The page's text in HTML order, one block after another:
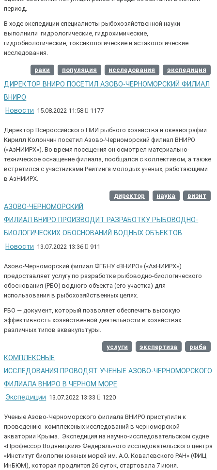
период.
В ходе экспедиции специалисты рыбохозяйственной науки
выполнили гидрологические, гидрохимические,
гидробиологические, токсикологические и астакологические
исследования.
раки популяция исследования экспедиция
ДИРЕКТОР ВНИРО ПОСЕТИЛ АЗОВО-ЧЕРНОМОРСКИЙ ФИЛИАЛ
ВНИРО
Новости 15.08.2022 11:58 1177
Директор Всероссийского НИИ рыбного хозяйства и океанографии
Кирилл Колончин посетил Азово-Черноморский филиал ВНИРО
(«АзНИИРХ»). Во время посещения он осмотрел материально-
техническое оснащение филиала, пообщался с коллективом, а также
встретился с участниками Рейтинга молодых ученых, работающими
в АзНИИРХ.
директор наука визит
АЗОВО-ЧЕРНОМОРСКИЙ
ФИЛИАЛ ВНИРО ПРОИЗВОДИТ РАЗРАБОТКУ РЫБОВОДНО-
БИОЛОГИЧЕСКИХ ОБОСНОВАНИЙ ВОДНЫХ ОБЪЕКТОВ
Новости 13.07.2022 13:36 911
Азово-Черноморский филиал ФГБНУ «ВНИРО» («АзНИИРХ»)
предоставляет услугу по разработке рыбоводно-биологического
обоснования (РБО) водного объекта (его участка) для
использования в рыбохозяйственных целях.
РБО — документ, который позволяет обеспечить высокую
эффективность хозяйственной деятельности в хозяйствах
различных типов аквакультуры.
услуги экспертиза рыба
КОМПЛЕКСНЫЕ
ИССЛЕДОВАНИЯ ПРОВОДЯТ УЧЕНЫЕ АЗОВО-ЧЕРНОМОРСКОГО
ФИЛИАЛА ВНИРО В ЧЕРНОМ МОРЕ
Экспедиции 13.07.2022 13:33 1220
Ученые Азово-Черноморского филиала ВНИРО приступили к
проведению комплексных исследований в черноморской
акватории Крыма. Экспедиция на научно-исследовательском судне
«Профессор Водяницкий» Федерального исследовательского центра
«Институт биологии южных морей им. А.О. Ковалевского РАН» (ФИЦ
ИнБЮМ), которая продлится 26 суток, стартовала 7 июня.